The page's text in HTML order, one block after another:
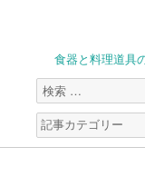
食器と料理道具
検
索
対
象: